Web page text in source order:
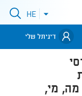
פתיחתHE
דיגיתל שלי
מסבירה מה, מי,